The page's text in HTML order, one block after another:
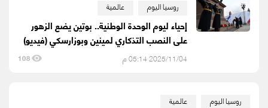
روسيا اليوم عالمية
إحياء ليوم الوحدة الوطنية.. بوتين يضع الزهور
على النصب التذكاري لمينين وبوزارسكي (فيديو)
2025/11/04 05:14 م 108
روسيا اليوم عالمية